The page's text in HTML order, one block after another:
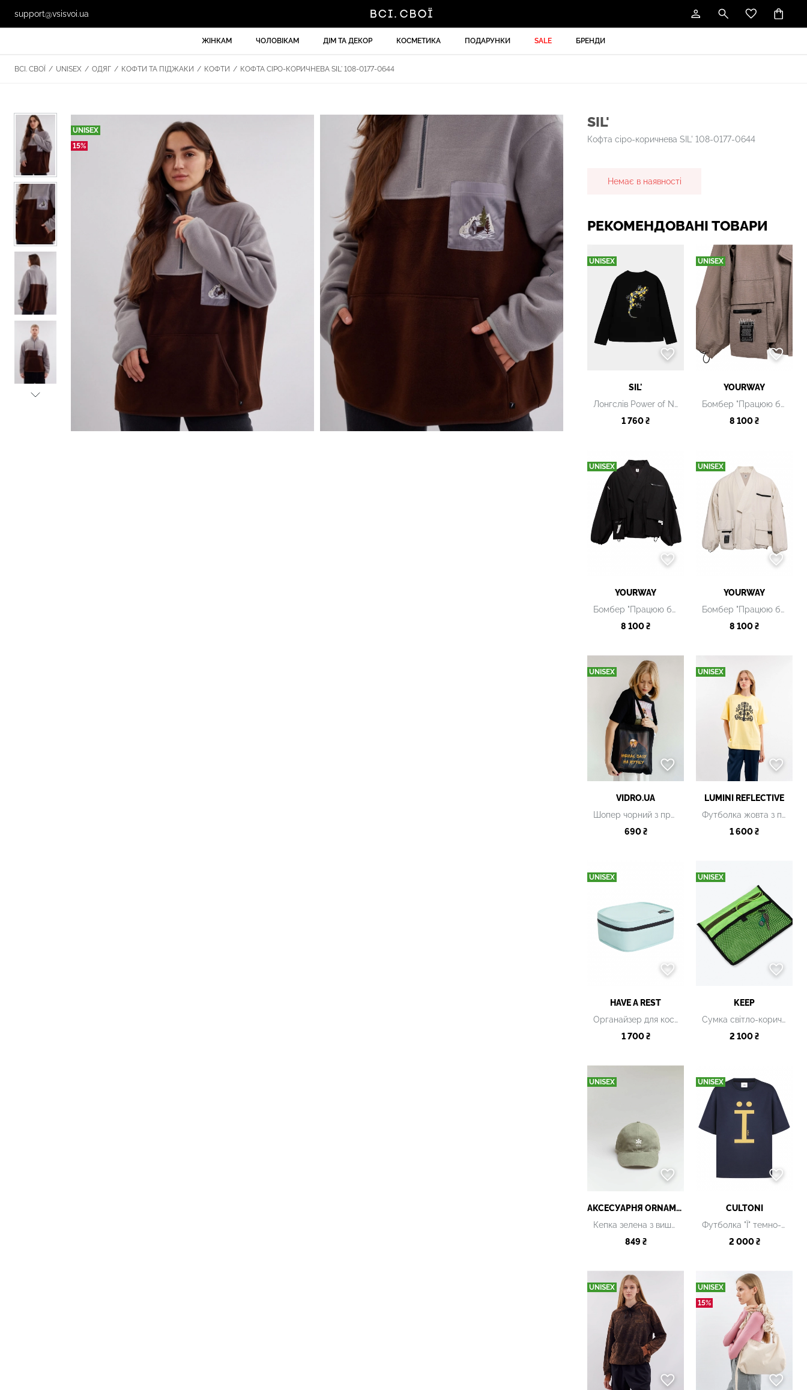
support@vsisvoi.ua
ЖІНКАМ ЧОЛОВІКАМ ДІМ ТА ДЕКОР КОСМЕТИКА ПОДАРУНКИ SALE БРЕНДИ
ВСІ. СВОЇ / UNISEX / ОДЯГ / КОФТИ ТА ПІДЖАКИ / КОФТИ / КОФТА СІРО-КОРИЧНЕВА SIL' 108-0177-0644
UNISEX
15%
SIL'
Кофта сіро-коричнева SIL' 108-0177-0644
Немає в наявності
РЕКОМЕНДОВАНІ ТОВАРИ
UNISEX
SIL'
Лонгслів Power of Nature чорний
1 760 ₴
UNISEX
YOURWAY
Бомбер "Працюю без Wi-Fi" коричневий
8 100 ₴
UNISEX
YOURWAY
Бомбер "Працюю без Wi-Fi" чорний
8 100 ₴
UNISEX
YOURWAY
Бомбер "Працюю без Wi-Fi" білий
8 100 ₴
UNISEX
VIDRO.UA
Шопер чорний з принтом
690 ₴
UNISEX
LUMINI REFLECTIVE
Футболка жовта з принтом
1 600 ₴
UNISEX
HAVE A REST
Органайзер для косметики ECO TRAVEL блакитний
1 700 ₴
UNISEX
KEEP
Сумка світло-коричнева
2 100 ₴
UNISEX
АКСЕСУАРНЯ ОRNAMENT
Кепка зелена з вишивкою
849 ₴
UNISEX
CULTONI
Футболка "Ї" темно-сіра
2 000 ₴
UNISEX
UNISEX
15%